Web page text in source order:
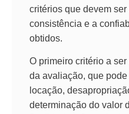
critérios que devem
consistência e a
obtidos.
O primeiro critério a
da avaliação, que
locação,
determinação do valor